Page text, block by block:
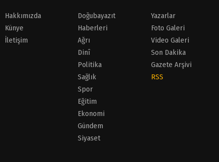
Hakkımızda
Künye
İletişim
Doğubayazıt
Haberleri
Ağrı
Dinî
Politika
Sağlık
Spor
Eğitim
Ekonomi
Gündem
Siyaset
Yazarlar
Foto Galeri
Video Galeri
Son Dakika
Gazete Arşivi
RSS